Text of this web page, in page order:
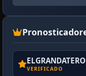
VERIFICADO